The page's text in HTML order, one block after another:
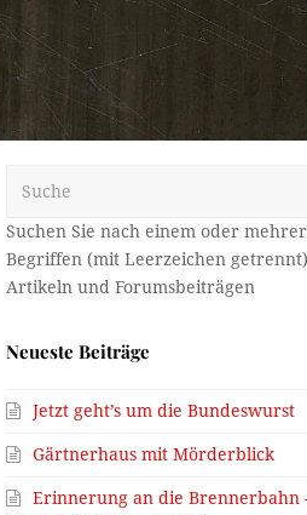
Neueste Beiträge
Jetzt geht’s um die Bundeswurst
Gärtnerhaus mit Mörderblick
Erinnerung an die Brennerbahn